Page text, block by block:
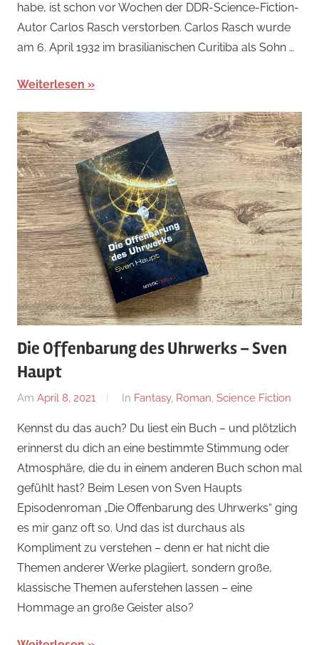
habe, ist schon vor Wochen der DDR-Science-Fiction-
Autor Carlos Rasch verstorben. Carlos Rasch wurde
am 6. April 1932 im brasilianischen Curitiba als Sohn …
Weiterlesen
Die Offenbarung des Uhrwerks – Sven
Haupt
Am April 8, 2021
Von
In Fantasy, Roman, Science Fiction
Kennst du das auch? Du liest ein Buch – und plötzlich
erinnerst du dich an eine bestimmte Stimmung oder
Atmosphäre, die du in einem anderen Buch schon mal
gefühlt hast? Beim Lesen von Sven Haupts
Episodenroman „Die Offenbarung des Uhrwerks“ ging
es mir ganz oft so. Und das ist durchaus als
Kompliment zu verstehen – denn er hat nicht die
Themen anderer Werke plagiiert, sondern große,
klassische Themen auferstehen lassen – eine
Hommage an große Geister also?